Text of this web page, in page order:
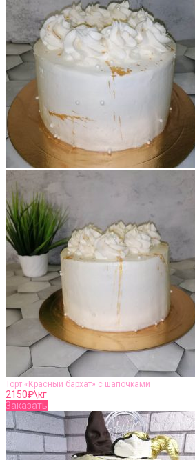
Торт «Красный бархат» с шапочками
2150₽\кг
Заказать